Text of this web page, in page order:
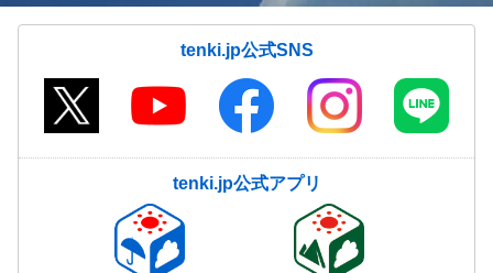
tenki.jp公式SNS
tenki.jp公式アプリ